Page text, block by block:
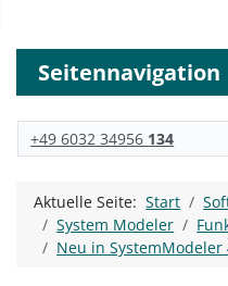
Seitennavigation
+49 6032 34956 134
Aktuelle Seite:Start
System Modeler
Neu in SystemModeler